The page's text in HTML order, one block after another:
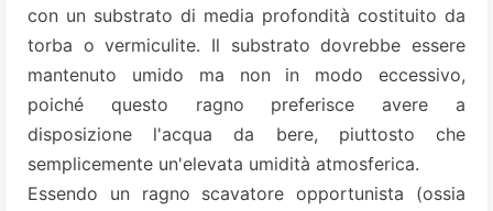
con un substrato di media profondità costituito da
torba o vermiculite. Il substrato dovrebbe essere
mantenuto umido ma non in modo eccessivo,
poiché questo ragno preferisce avere a
disposizione l'acqua da bere, piuttosto che
semplicemente un'elevata umidità atmosferica.
Essendo un ragno scavatore opportunista (ossia